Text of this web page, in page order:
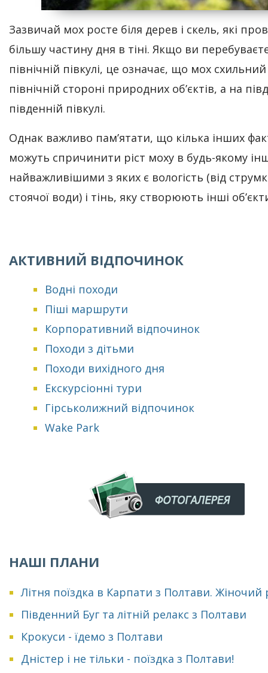
Зазвичай мох росте біля дерев і скель, які
більшу частину дня в тіні. Якщо ви
північній півкулі, це означає, що мох
північній стороні природних об’єктів, а на
південній півкулі.
Однак важливо пам’ятати, що кілька інших
можуть спричинити ріст моху в будь-якому
найважливішими з яких є вологість (від
стоячої води) і тінь, яку створюють інші
АКТИВНИЙ ВІДПОЧИНОК
Водні походи
Піші маршрути
Корпоративний відпочинок
Походи з дітьми
Походи вихідного дня
Екскурсіонні тури
Гірськолижний відпочинок
Wake Park
НАШІ ПЛАНИ
Літня поїздка в Карпати з Полтави. Жіночий
Південний Буг та літній релакс з Полтави
Крокуси - їдемо з Полтави
Дністер і не тільки - поїздка з Полтави!